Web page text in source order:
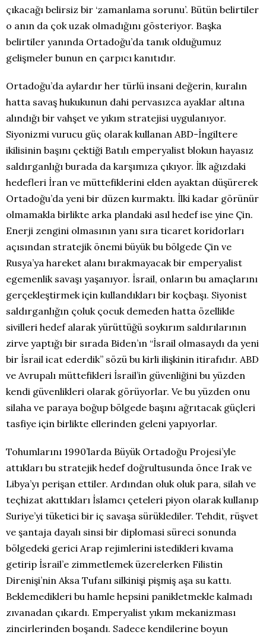
çıkacağı belirsiz bir ‘zamanlama sorunu’. Bütün belirtiler
o anın da çok uzak olmadığını gösteriyor. Başka
belirtiler yanında Ortadoğu’da tanık olduğumuz
gelişmeler bunun en çarpıcı kanıtıdır.
Ortadoğu’da aylardır her türlü insani değerin, kuralın
hatta savaş hukukunun dahi pervasızca ayaklar altına
alındığı bir vahşet ve yıkım stratejisi uygulanıyor.
Siyonizmi vurucu güç olarak kullanan ABD-İngiltere
ikilisinin başını çektiği Batılı emperyalist blokun hayasız
saldırganlığı burada da karşımıza çıkıyor. İlk ağızdaki
hedefleri İran ve müttefiklerini elden ayaktan düşürerek
Ortadoğu’da yeni bir düzen kurmaktı. İlki kadar görünür
olmamakla birlikte arka plandaki asıl hedef ise yine Çin.
Enerji zengini olmasının yanı sıra ticaret koridorları
açısından stratejik önemi büyük bu bölgede Çin ve
Rusya’ya hareket alanı bırakmayacak bir emperyalist
egemenlik savaşı yaşanıyor. İsrail, onların bu amaçlarını
gerçekleştirmek için kullandıkları bir koçbaşı. Siyonist
saldırganlığın çoluk çocuk demeden hatta özellikle
sivilleri hedef alarak yürüttüğü soykırım saldırılarının
zirve yaptığı bir sırada Biden’ın “İsrail olmasaydı da yeni
bir İsrail icat ederdik” sözü bu kirli ilişkinin itirafıdır. ABD
ve Avrupalı müttefikleri İsrail’in güvenliğini bu yüzden
kendi güvenlikleri olarak görüyorlar. Ve bu yüzden onu
silaha ve paraya boğup bölgede başını ağrıtacak güçleri
tasfiye için birlikte ellerinden geleni yapıyorlar.
Tohumlarını 1990’larda Büyük Ortadoğu Projesi’yle
attıkları bu stratejik hedef doğrultusunda önce Irak ve
Libya’yı perişan ettiler. Ardından oluk oluk para, silah ve
teçhizat akıttıkları İslamcı çeteleri piyon olarak kullanıp
Suriye’yi tüketici bir iç savaşa sürüklediler. Tehdit, rüşvet
ve şantaja dayalı sinsi bir diplomasi süreci sonunda
bölgedeki gerici Arap rejimlerini istedikleri kıvama
getirip İsrail’e zimmetlemek üzerelerken Filistin
Direnişi’nin Aksa Tufanı silkinişi pişmiş aşa su kattı.
Beklemedikleri bu hamle hepsini panikletmekle kalmadı
zıvanadan çıkardı. Emperyalist yıkım mekanizması
zincirlerinden boşandı. Sadece kendilerine boyun